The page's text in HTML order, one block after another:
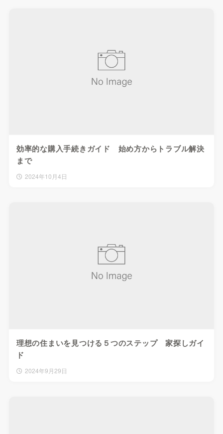
効率的な購入手続きガイド 始め方からトラブル解決
まで
2024年10月4日
理想の住まいを見つける５つのステップ 家探しガイ
ド
2024年9月29日